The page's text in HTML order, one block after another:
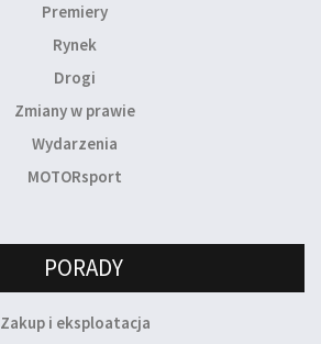
Premiery
Rynek
Drogi
Zmiany w prawie
Wydarzenia
MOTORsport
PORADY
Zakup i eksploatacja